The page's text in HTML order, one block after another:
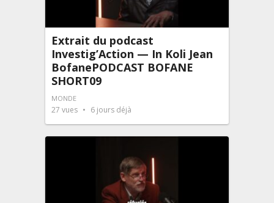
Extrait du podcast
Investig’Action — In Koli Jean
BofanePODCAST BOFANE
SHORT09
MONDE
27 vues 6 jours déjà